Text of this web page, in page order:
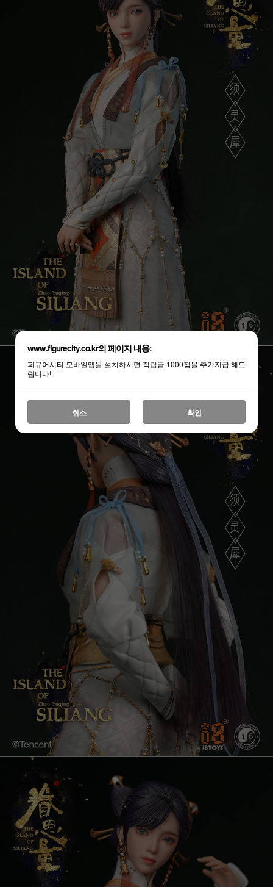
www.figurecity.co.kr의 페이지 내용:
피규어시티 모바일앱을 설치하시면 적립금 1000점을 추가지급 해드
립니다!
취소 확인